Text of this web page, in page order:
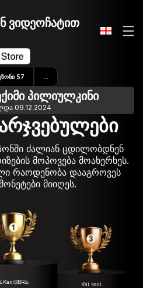
ვიდეოჩატით
57
პილიულკინი
09.12.2024
ძალიან ცდილობდნენ
მოპოვება მოახერხეს.
რაოდენობა დააგროვეს
მიიღეს.
Kai kaci